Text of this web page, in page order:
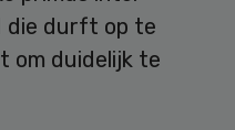
die durft op te
om duidelijk te